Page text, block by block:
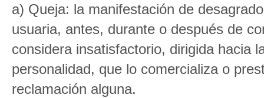
a) Queja: la manifestación de
usuaria, antes, durante o después de
considera insatisfactorio, dirigida hacia
personalidad, que lo comercializa o
reclamación alguna.